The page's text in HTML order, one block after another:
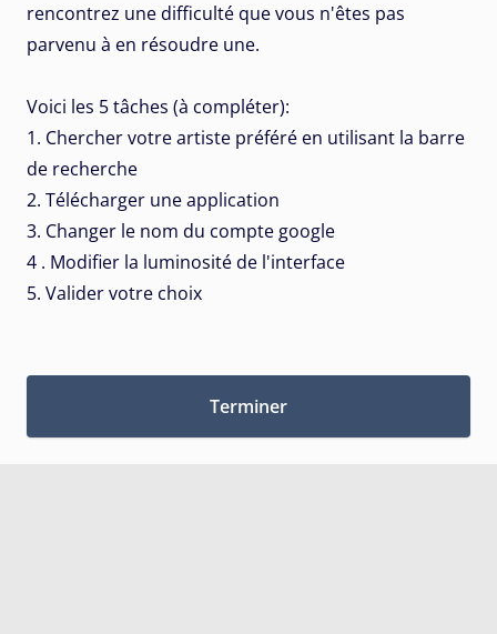
rencontrez une difficulté que vous n'êtes pas
parvenu à en résoudre une.
Voici les 5 tâches (à compléter):
1. Chercher votre artiste préféré en utilisant la barre
de recherche
2. Télécharger une application
3. Changer le nom du compte google
4 . Modifier la luminosité de l'interface
5. Valider votre choix